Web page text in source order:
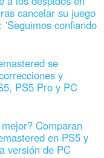
cancelar su juego
'Seguimos confiando
se
y
PS5 Pro y PC
Comparan
en PS5 y
versión de PC